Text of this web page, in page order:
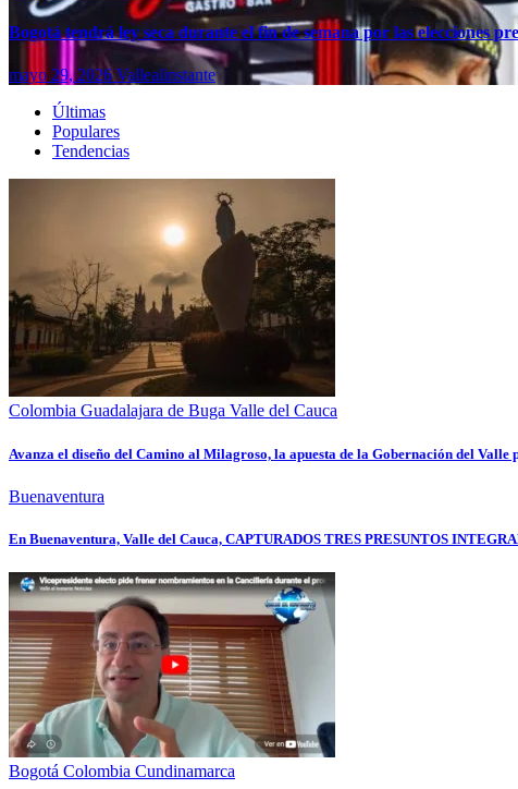
Bogotá tendrá ley seca durante el fin de semana por las elecciones
mayo 29, 2026Vallealinstante
Últimas
Populares
Tendencias
Colombia Guadalajara de Buga Valle del Cauca
Avanza el diseño del Camino al Milagroso, la apuesta de la Gobernación del
Buenaventura
En Buenaventura, Valle del Cauca, CAPTURADOS TRES PRESUNTOS
Bogotá Colombia Cundinamarca